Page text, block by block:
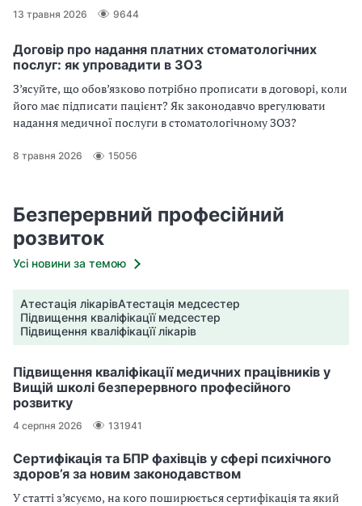
13 травня 2026 9644
Договір про надання платних стоматологічних
послуг: як упровадити в ЗОЗ
З’ясуйте, що обов’язково потрібно прописати в договорі, коли
його має підписати пацієнт? Як законодавчо врегулювати
надання медичної послуги в стоматологічному ЗОЗ?
8 травня 2026 15056
Безперервний професійний
розвиток
Усі новини за темою
Атестація лікарівАтестація медсестер
Підвищення кваліфікацїї медсестер
Підвищення кваліфікацїї лікарів
Підвищення кваліфікації медичних працівників у
Вищій школі безперервного професійного
розвитку
4 серпня 2026 131941
Сертифікація та БПР фахівців у сфері психічного
здоров’я за новим законодавством
У статті з’ясуємо, на кого поширюється сертифікація та який